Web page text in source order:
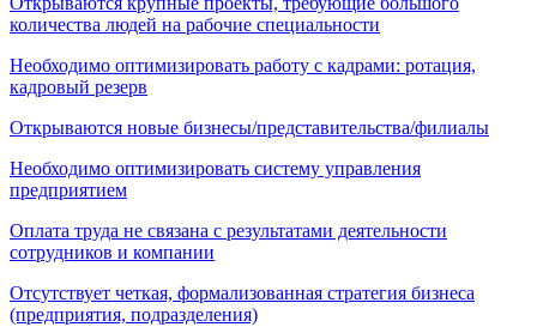
количества людей на рабочие специальности
Необходимо оптимизировать работу с кадрами: ротация,
кадровый резерв
Открываются новые бизнесы/представительства/филиалы
Необходимо оптимизировать систему управления
предприятием
Оплата труда не связана с результатами деятельности
сотрудников и компании
Отсутствует четкая, формализованная стратегия бизнеса
(предприятия, подразделения)